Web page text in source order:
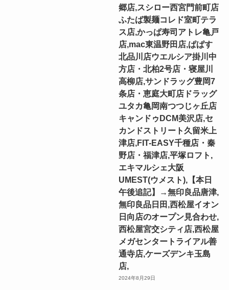
郷店,スシロー西宮門前町店
ふたば製麺コレド室町テラ
ス店,かっぱ寿司アトレ亀戸
店,mac東温野田店,ぱぱす
北品川店ウエルシア掛川中
方店・北柏2号店・寝屋川
高柳店,サンドラッグ豊岡7
条店・恵庭大町店ドラッグ
ユタカ亀岡南つつじヶ丘店
キャンドゥDCM美沢店,セ
カンドストリート久留米上
津店,FIT-EASY千種店・秦
野店・福津店,平塚ロフト,
エキマルシェ大阪
UMEST(ウメスト),【本日
午後追記】→無印良品唐津,
無印良品日田,西松屋イオン
日向店のオープン見合わせ,
西松屋宮交シティ店,西松屋
メガセンタートライアル善
通寺店,ケーズデンキ玉島
店,
2024年8月29日